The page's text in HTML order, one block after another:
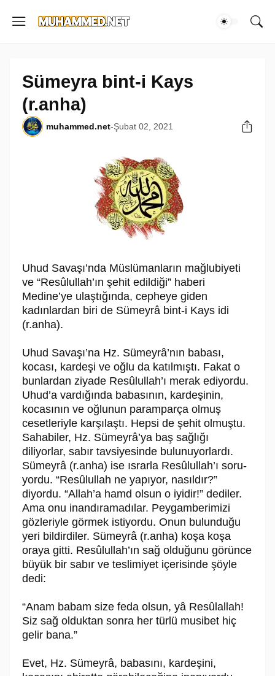
Sümeyra bint-i Kays
(r.anha)
muhammed.net-Şubat 02, 2021
Uhud Savaşı’nda Müslümanların mağlubiyeti
ve “Re­sû­lul­lah’ın şehit edildiği” ha­beri
Medine’ye ulaştığında, cepheye giden
kadınlardan biri de Sümeyrâ bint-i Kays idi
(r.anha).
Uhud Savaşı’na Hz. Sümeyrâ’nın babası,
kocası, kardeşi ve oğlu da katılmıştı. Fakat o
bunlardan ziyade Re­sû­lul­lah’ı merak ediyordu.
Uhud’a vardığında baba­sının, kar­deşinin,
kocasının ve oğlunun paramparça olmuş
cesetleriyle karşı­laştı. Hepsi de şe­hit olmuştu.
Sahabiler, Hz. Sümeyrâ’ya baş sağlığı
diliyorlar, sabır tavsiyesinde bulunuyorlardı.
Sümeyrâ (r.anha) ise ısrarla Re­sû­lul­lah’ı soru­
yordu. “Re­sû­lul­lah ne yapıyor, na­sıldır?”
diyordu. “Allah’a hamd olsun o iyidir!” dediler.
Ama onu inandıramadılar. Peygamberimizi
gözleriyle görmek istiyor­du. Onun bulunduğu
yeri bildirdiler. Sü­mey­râ (r.anha) koşa koşa
oraya gitti. Re­sû­lul­lah’ın sağ olduğunu görünce
büyük bir sabır ve teslimiyet içerisinde şöyle
de­di:
“Anam babam size feda olsun, yâ Re­sû­lal­lah!
Siz sağ olduktan sonra her türlü musi­bet hiç
gelir bana.”
Evet, Hz. Sümeyrâ, babasını, kardeşini,